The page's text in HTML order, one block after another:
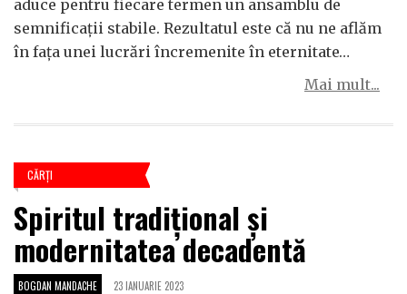
aduce pentru fiecare termen un ansamblu de
semnificații stabile. Rezultatul este că nu ne aflăm
în fața unei lucrări încremenite în eternitate…
Mai mult...
CĂRŢI
Spiritul tradițional și
modernitatea decadentă
BOGDAN MANDACHE 23 IANUARIE 2023